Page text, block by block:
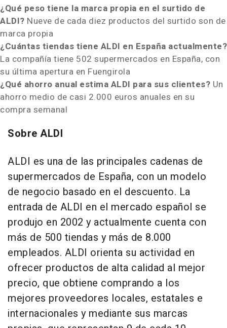
¿Qué peso tiene la marca propia en el surtido de
ALDI? Nueve de cada diez productos del surtido son de
marca propia
¿Cuántas tiendas tiene ALDI en España actualmente?
La compañía tiene 502 supermercados en España, con
su última apertura en Fuengirola
¿Qué ahorro anual estima ALDI para sus clientes? Un
ahorro medio de casi 2.000 euros anuales en su
compra semanal
Sobre ALDI
ALDI es una de las principales cadenas de
supermercados de España, con un modelo
de negocio basado en el descuento. La
entrada de ALDI en el mercado español se
produjo en 2002 y actualmente cuenta con
más de 500 tiendas y más de 8.000
empleados. ALDI orienta su actividad en
ofrecer productos de alta calidad al mejor
precio, que obtiene comprando a los
mejores proveedores locales, estatales e
internacionales y mediante sus marcas